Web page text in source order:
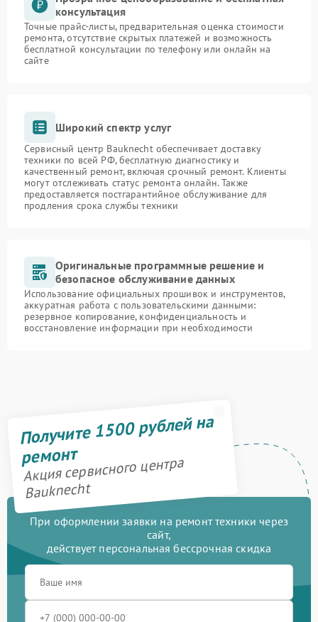
консультация
Точные прайс-листы, предварительная оценка стоимости
ремонта, отсутствие скрытых платежей и возможность
бесплатной консультации по телефону или онлайн на
сайте
Широкий спектр услуг
Сервисный центр Bauknecht обеспечивает доставку
техники по всей РФ, бесплатную диагностику и
качественный ремонт, включая срочный ремонт. Клиенты
могут отслеживать статус ремонта онлайн. Также
предоставляется постгарантийное обслуживание для
продления срока службы техники
Оригинальные программные решение и
безопасное обслуживание данных
Использование официальных прошивок и инструментов,
аккуратная работа с пользовательскими данными:
резервное копирование, конфиденциальность и
восстановление информации при необходимости
Получите 1500 рублей на
ремонт
Акция сервисного центра
Bauknecht
При оформлении заявки на ремонт техники через
сайт,
действует персональная бессрочная скидка